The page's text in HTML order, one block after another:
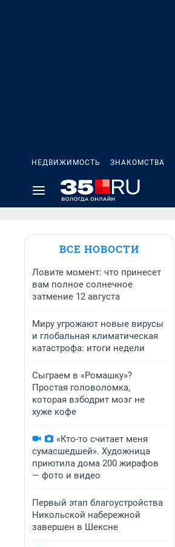
НЕДВИЖИМОСТЬ ЗНАКОМСТВА
ВСЕ НОВОСТИ
Ловите момент: что принесет
вам полное солнечное
затмение 12 августа
Миру угрожают новые вирусы
и глобальная климатическая
катастрофа: итоги недели
Сыграем в «Ромашку»?
Простая головоломка,
которая взбодрит мозг не
хуже кофе
«Кто-то считает меня
сумасшедшей». Художница
приютила дома 200 жирафов
— фото и видео
Первый этап благоустройства
Никольской набережной
завершен в Шексне